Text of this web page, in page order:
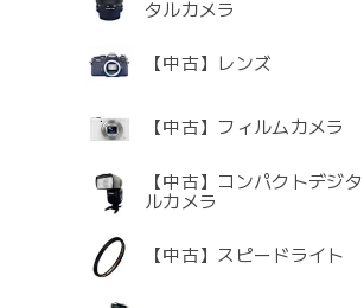
タルカメラ
【中古】レンズ
【中古】フィルムカメラ
【中古】コンパクトデジタ
ルカメラ
【中古】スピードライト